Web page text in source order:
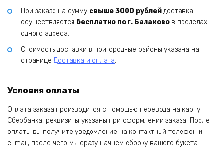
При заказе на сумму свыше 3000 рублей доставка
осуществляется бесплатно по г. Балаково в пределах
одного адреса.
Стоимость доставки в пригородные районы указана на
странице Доставка и оплата.
Условия оплаты
Оплата заказа производится с помощью перевода на карту
Сбербанка, реквизиты указаны при оформлении заказа. После
оплаты вы получите уведомление на контактный телефон и
e-mail, после чего мы сразу начнем сборку вашего букета